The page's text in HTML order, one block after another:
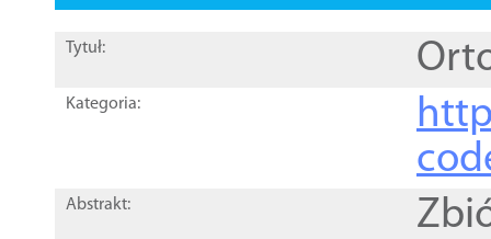
Tytuł:
Kategoria:
Abstrakt: